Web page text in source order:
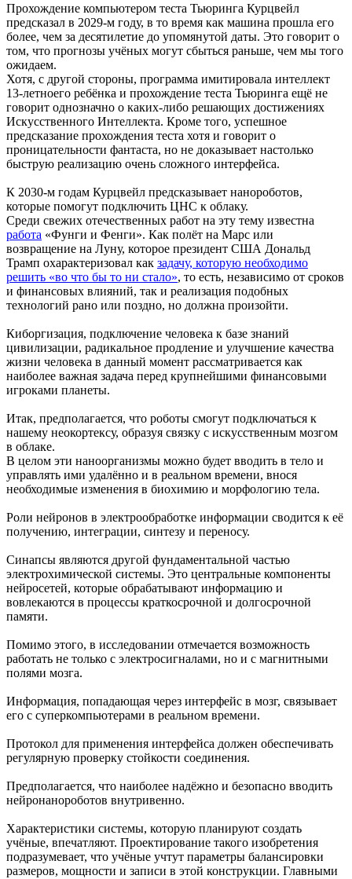
Прохождение компьютером теста Тьюринга Курцвейл
предсказал в 2029-м году, в то время как машина прошла его
более, чем за десятилетие до упомянутой даты. Это говорит о
том, что прогнозы учёных могут сбыться раньше, чем мы того
ожидаем.
Хотя, с другой стороны, программа имитировала интеллект
13-летноего ребёнка и прохождение теста Тьюринга ещё не
говорит однозначно о каких-либо решающих достижениях
Искусственного Интеллекта. Кроме того, успешное
предсказание прохождения теста хотя и говорит о
проницательности фантаста, но не доказывает настолько
быструю реализацию очень сложного интерфейса.
К 2030-м годам Курцвейл предсказывает нанороботов,
которые помогут подключить ЦНС к облаку.
Среди свежих отечественных работ на эту тему известна
работа «Фунги и Фенги». Как полёт на Марс или
возвращение на Луну, которое президент США Дональд
Трамп охарактеризовал как задачу, которую необходимо
решить «во что бы то ни стало», то есть, независимо от сроков
и финансовых влияний, так и реализация подобных
технологий рано или поздно, но должна произойти.
Киборгизация, подключение человека к базе знаний
цивилизации, радикальное продление и улучшение качества
жизни человека в данный момент рассматривается как
наиболее важная задача перед крупнейшими финансовыми
игроками планеты.
Итак, предполагается, что роботы смогут подключаться к
нашему неокортексу, образуя связку с искусственным мозгом
в облаке.
В целом эти наноорганизмы можно будет вводить в тело и
управлять ими удалённо и в реальном времени, внося
необходимые изменения в биохимию и морфологию тела.
Роли нейронов в электрообработке информации сводится к её
получению, интеграции, синтезу и переносу.
Синапсы являются другой фундаментальной частью
электрохимической системы. Это центральные компоненты
нейросетей, которые обрабатывают информацию и
вовлекаются в процессы краткосрочной и долгосрочной
памяти.
Помимо этого, в исследовании отмечается возможность
работать не только с электросигналами, но и с магнитными
полями мозга.
Информация, попадающая через интерфейс в мозг, связывает
его с суперкомпьютерами в реальном времени.
Протокол для применения интерфейса должен обеспечивать
регулярную проверку стойкости соединения.
Предполагается, что наиболее надёжно и безопасно вводить
нейронанороботов внутривенно.
Характеристики системы, которую планируют создать
учёные, впечатляют. Проектирование такого изобретения
подразумевает, что учёные учтут параметры балансировки
размеров, мощности и записи в этой конструкции. Главными